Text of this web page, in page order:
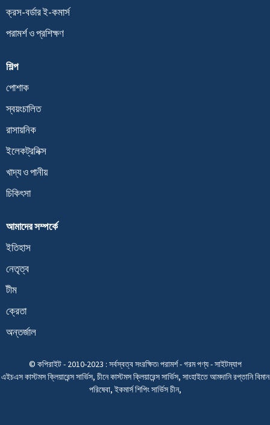
ক্রস-বর্ডার ই-কমার্স
পরামর্শ ও প্রশিক্ষণ
শিল্প
পোশাক
স্বয়ংচালিত
রাসায়নিক
ইলেকট্রনিক্স
খাদ্য ও পানীয়
চিকিৎসা
আমাদের সম্পর্কে
ইতিহাস
নেতৃত্ব
টীম
ক্রেতা
অন্তর্জাল
© কপিরাইট - 2010-2023 : সর্বস্বত্ব সংরক্ষিত৷পরামর্শ-গরম পণ্য-সাইটম্যাপ
এইচএস কাস্টমস ক্লিয়ারেন্স সার্ভিস, চীনে কাস্টমস ক্লিয়ারেন্স সার্ভিস, সাংহাইতে আমদানি রপ্তানি বিমান
পরিষেবা,ইকমার্স শিপিং সার্ভিস চীন,